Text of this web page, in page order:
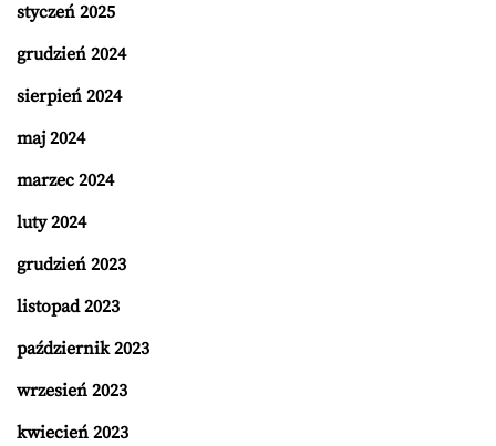
styczeń 2025
grudzień 2024
sierpień 2024
maj 2024
marzec 2024
luty 2024
grudzień 2023
listopad 2023
październik 2023
wrzesień 2023
kwiecień 2023